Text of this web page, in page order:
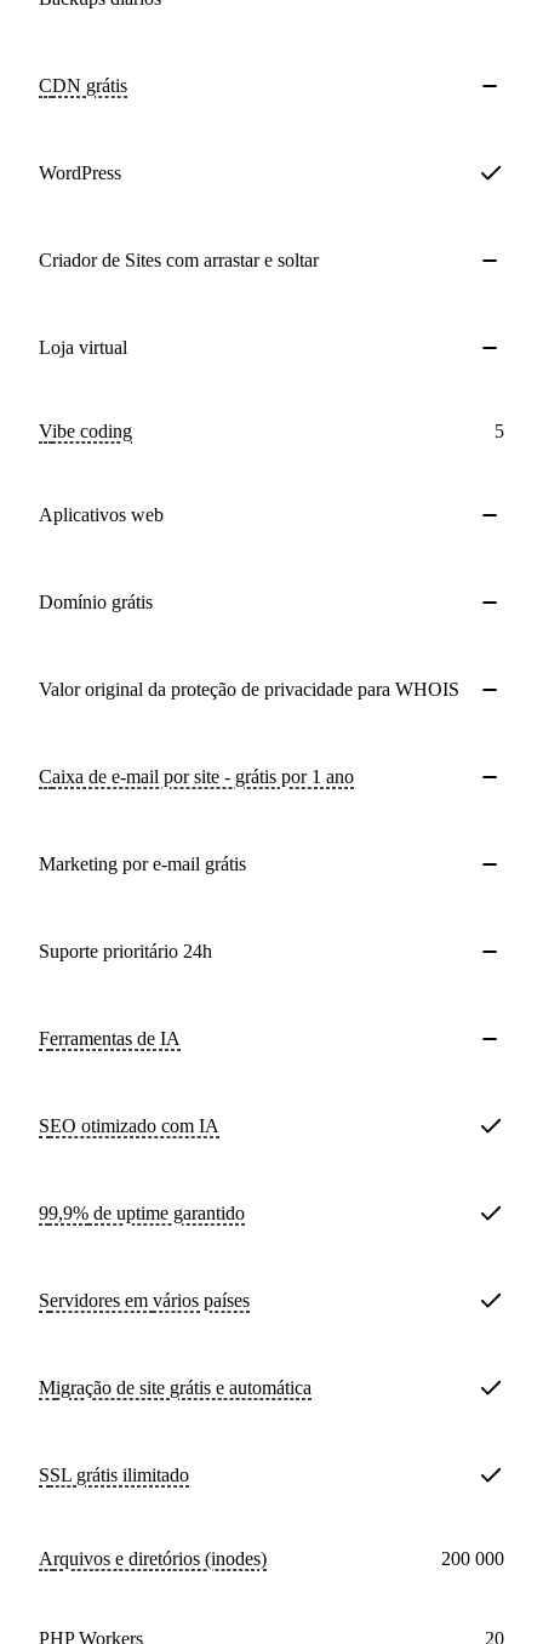
CDN grátis
WordPress
Criador de Sites com arrastar e soltar
Loja virtual
Vibe coding 5
Aplicativos web
Domínio grátis
Valor original da proteção de privacidade para WHOIS
Caixa de e-mail por site - grátis por 1 ano
Marketing por e-mail grátis
Suporte prioritário 24h
Ferramentas de IA
SEO otimizado com IA
99,9% de uptime garantido
Servidores em vários países
Migração de site grátis e automática
SSL grátis ilimitado
Arquivos e diretórios (inodes) 200 000
PHP Workers 20